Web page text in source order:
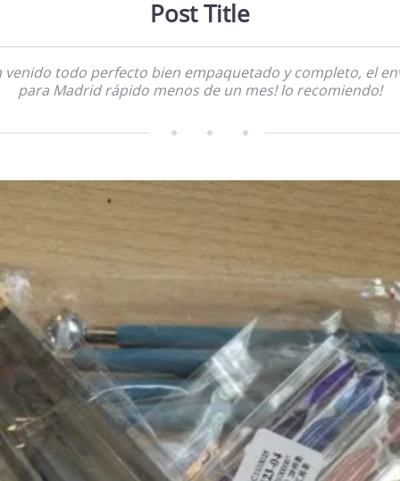
Post Title
venido todo perfecto bien empaquetado y completo, el
para Madrid rápido menos de un mes! lo recomiendo!